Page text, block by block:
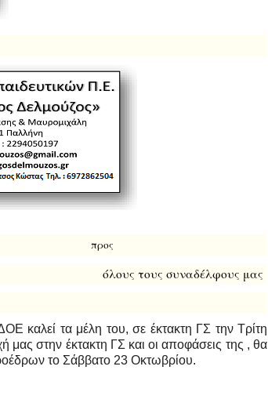
προς
συναδέλφους μας
καλεί τα μέλη του, σε έκτακτη ΓΣ την Τρίτη
στην έκτακτη ΓΣ και οι αποφάσεις της , θα
το Σάββατο 23 Οκτωβρίου.